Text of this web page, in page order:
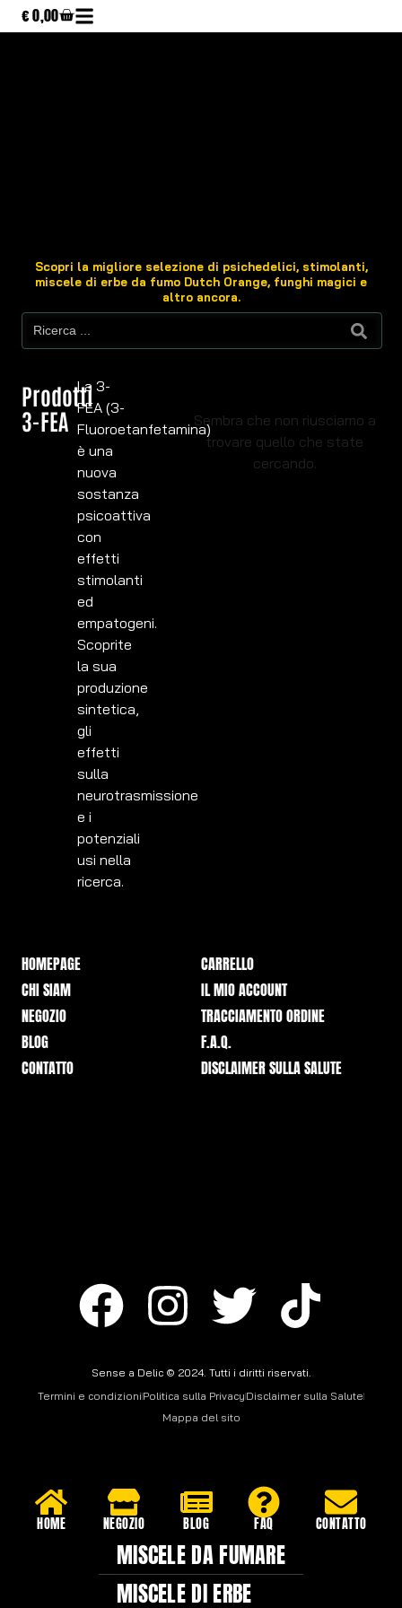
€0,00
Scopri la migliore selezione di psichedelici, stimolanti,
miscele di erbe da fumo Dutch Orange, funghi magici e
altro ancora.
Prodotti
3-FEA
La 3-
FEA (3-
Fluoroetanfetamina)
è una
nuova
sostanza
psicoattiva
con
effetti
stimolanti
ed
empatogeni.
Scoprite
la sua
produzione
sintetica,
gli
effetti
sulla
neurotrasmissione
e i
potenziali
usi nella
ricerca.
Sembra che non riusciamo a
trovare quello che state
cercando.
HOMEPAGE
CHI SIAM
NEGOZIO
BLOG
CONTATTO
CARRELLO
IL MIO ACCOUNT
TRACCIAMENTO ORDINE
F.A.Q.
DISCLAIMER SULLA SALUTE
Sense a Delic © 2024. Tutti i diritti riservati.
Termini e condizioni Politica sulla Privacy Disclaimer sulla Salute
Mappa del sito
HOME NEGOZIO BLOG FAQ CONTATTO
MISCELE DA FUMARE
MISCELE DI ERBE